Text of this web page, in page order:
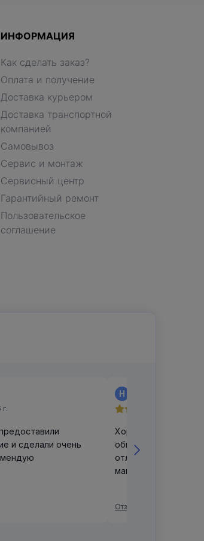
ИНФОРМАЦИЯ
Как сделать заказ?
Оплата и получение
Доставка курьером
Доставка транспортной
компанией
Самовывоз
Сервис и монтаж
Сервисный центр
Гарантийный ремонт
Пользовательское
соглашение